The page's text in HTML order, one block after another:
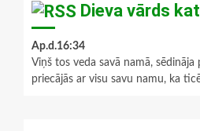
Dieva vārds
Ap.d.16:34
Viņš tos veda savā namā, sēdināja
priecājās ar visu savu namu, ka